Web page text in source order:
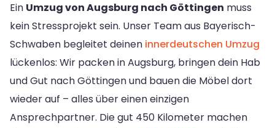
Ein Umzug von Augsburg nach Göttingen muss
kein Stressprojekt sein. Unser Team aus Bayerisch-
Schwaben begleitet deinen innerdeutschen Umzug
lückenlos: Wir packen in Augsburg, bringen dein Hab
und Gut nach Göttingen und bauen die Möbel dort
wieder auf – alles über einen einzigen
Ansprechpartner. Die gut 450 Kilometer machen